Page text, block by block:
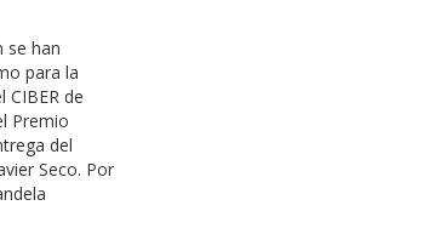
se han
para la
de
Premio
del
Seco. Por